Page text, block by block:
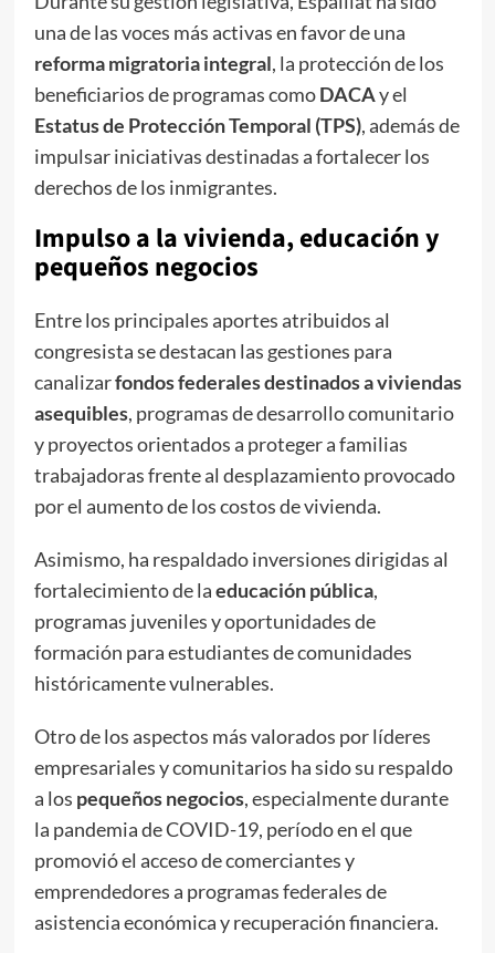
una de las voces más activas en favor de una
reforma migratoria integral, la protección de los
beneficiarios de programas comoDACAy el
Estatus de Protección Temporal (TPS), además de
impulsar iniciativas destinadas a fortalecer los
derechos de los inmigrantes.
Impulso a la vivienda, educación y
pequeños negocios
Entre los principales aportes atribuidos al
congresista se destacan las gestiones para
canalizarfondos federales destinados a viviendas
asequibles, programas de desarrollo comunitario
y proyectos orientados a proteger a familias
trabajadoras frente al desplazamiento provocado
por el aumento de los costos de vivienda.
Asimismo, ha respaldado inversiones dirigidas al
fortalecimiento de laeducación pública,
programas juveniles y oportunidades de
formación para estudiantes de comunidades
históricamente vulnerables.
Otro de los aspectos más valorados por líderes
empresariales y comunitarios ha sido su respaldo
a los pequeños negocios, especialmente durante
la pandemia de COVID-19, período en el que
promovió el acceso de comerciantes y
emprendedores a programas federales de
asistencia económica y recuperación financiera.